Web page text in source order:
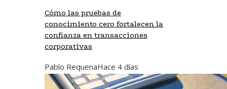
Cómo las pruebas de
conocimiento cero fortalecen la
confianza en transacciones
corporativas
Pablo RequenaHace 4 días